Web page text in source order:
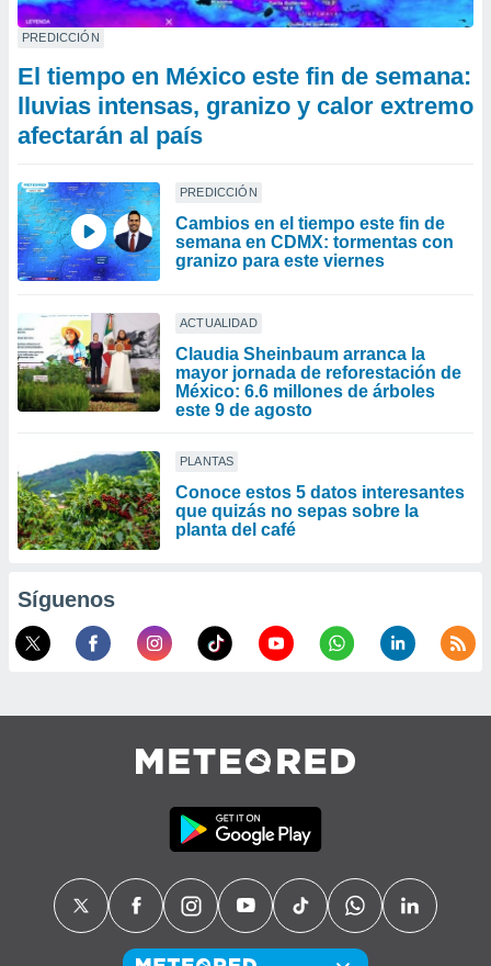
PREDICCIÓN
El tiempo en México este fin de semana:
lluvias intensas, granizo y calor extremo
afectarán al país
PREDICCIÓN
Cambios en el tiempo este fin de
semana en CDMX: tormentas con
granizo para este viernes
ACTUALIDAD
Claudia Sheinbaum arranca la
mayor jornada de reforestación de
México: 6.6 millones de árboles
este 9 de agosto
PLANTAS
Conoce estos 5 datos interesantes
que quizás no sepas sobre la
planta del café
Síguenos